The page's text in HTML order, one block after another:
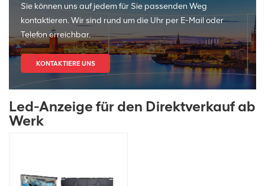
Sie können uns auf jedem für Sie passenden Weg
kontaktieren. Wir sind rund um die Uhr per E-Mail oder
Telefon erreichbar.
KONTAKTIERE UNS
Led-Anzeige für den Direktverkauf ab
Werk